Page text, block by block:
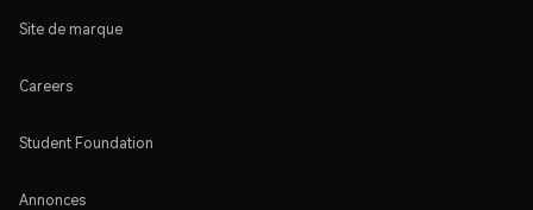
Site de marque
Careers
Student Foundation
Annonces